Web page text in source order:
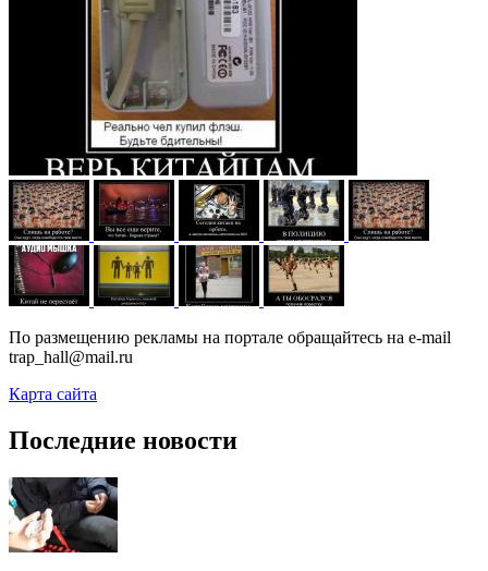
По размещению рекламы на портале обращайтесь на e-mail
trap_hall@mail.ru
Карта сайта
Последние новости